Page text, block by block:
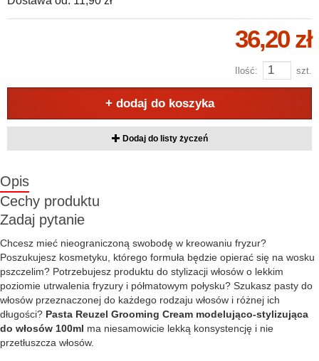
36,20 zł
Ilość: szt.
+ dodaj do koszyka
Dodaj do listy życzeń
Opis
Cechy produktu
Zadaj pytanie
Chcesz mieć nieograniczoną swobodę w kreowaniu fryzur?
Poszukujesz kosmetyku, którego formuła będzie opierać się na wosku
pszczelim? Potrzebujesz produktu do stylizacji włosów o lekkim
poziomie utrwalenia fryzury i półmatowym połysku? Szukasz pasty do
włosów przeznaczonej do każdego rodzaju włosów i różnej ich
długości? Pasta Reuzel Grooming Cream modelująco-stylizująca
do włosów 100ml ma niesamowicie lekką konsystencję i nie
przetłuszcza włosów.